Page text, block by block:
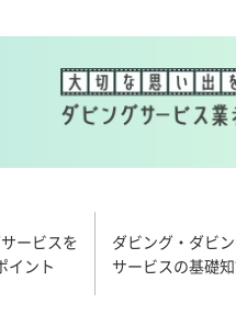
ービスを
イント
ダビング・ダビ
サービスの基礎